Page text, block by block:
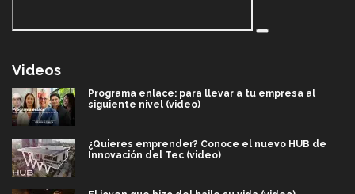
Videos
Programa enlace: para llevar a tu empresa al
siguiente nivel (video)
¿Quieres emprender? Conoce el nuevo HUB de
Innovación del Tec (video)